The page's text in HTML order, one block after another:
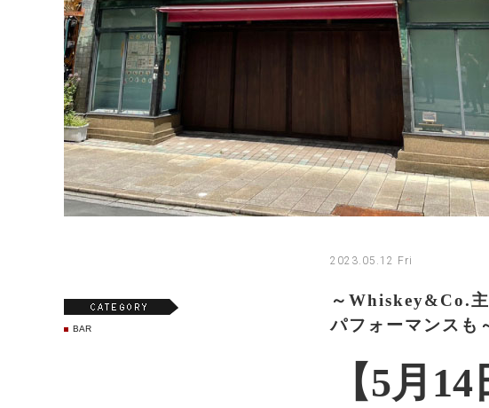
2023.05.12 Fri
～Whiskey&Co.
パフォーマンスも
【5月
BAR